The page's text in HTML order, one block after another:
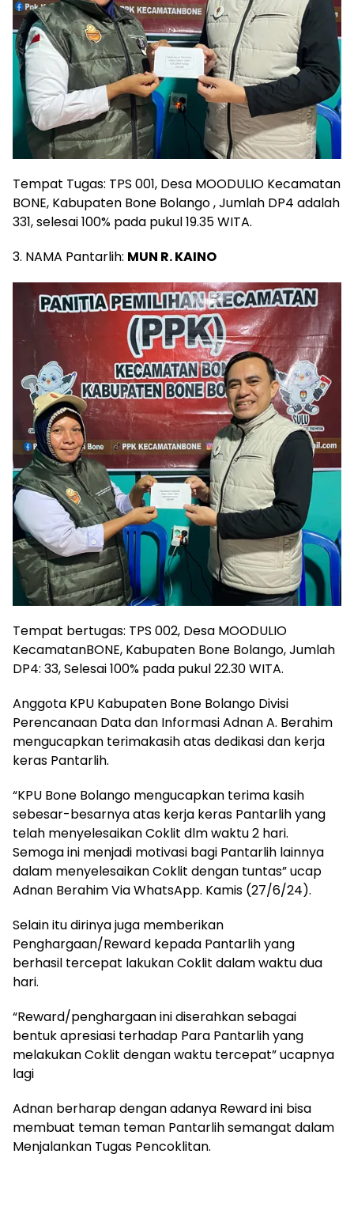
Tempat Tugas: TPS 001, Desa MOODULIO Kecamatan
BONE, Kabupaten Bone Bolango , Jumlah DP4 adalah
331, selesai 100% pada pukul 19.35 WITA.
3. NAMA Pantarlih: MUN R. KAINO
Tempat bertugas: TPS 002, Desa MOODULIO
KecamatanBONE, Kabupaten Bone Bolango, Jumlah
DP4: 33, Selesai 100% pada pukul 22.30 WITA.
Anggota KPU Kabupaten Bone Bolango Divisi
Perencanaan Data dan Informasi Adnan A. Berahim
mengucapkan terimakasih atas dedikasi dan kerja
keras Pantarlih.
“KPU Bone Bolango mengucapkan terima kasih
sebesar-besarnya atas kerja keras Pantarlih yang
telah menyelesaikan Coklit dlm waktu 2 hari.
Semoga ini menjadi motivasi bagi Pantarlih lainnya
dalam menyelesaikan Coklit dengan tuntas” ucap
Adnan Berahim Via WhatsApp. Kamis (27/6/24).
Selain itu dirinya juga memberikan
Penghargaan/Reward kepada Pantarlih yang
berhasil tercepat lakukan Coklit dalam waktu dua
hari.
“Reward/penghargaan ini diserahkan sebagai
bentuk apresiasi terhadap Para Pantarlih yang
melakukan Coklit dengan waktu tercepat” ucapnya
lagi
Adnan berharap dengan adanya Reward ini bisa
membuat teman teman Pantarlih semangat dalam
Menjalankan Tugas Pencoklitan.